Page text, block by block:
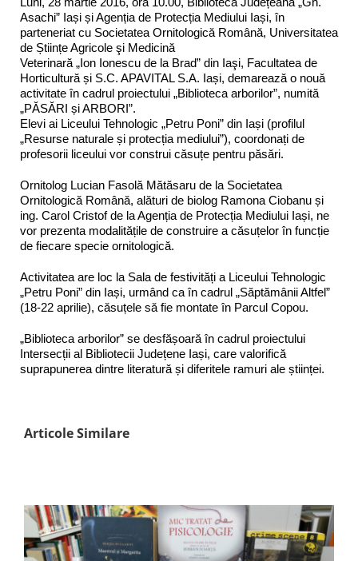
Asachi” Iași și Agenția de Protecția Mediului Iași, în
parteneriat cu Societatea Ornitologică Română, Universitatea
de Științe Agricole şi Medicină
Veterinară „Ion Ionescu de la Brad” din Iaşi, Facultatea de
Horticultură și S.C. APAVITAL S.A. Iași, demarează o nouă
activitate în cadrul proiectului „Biblioteca arborilor”, numită
„PĂSĂRI și ARBORI”.
Elevi ai Liceului Tehnologic „Petru Poni” din Iași (profilul
„Resurse naturale și protecția mediului”), coordonați de
profesorii liceului vor construi căsuțe pentru păsări.
Ornitolog Lucian Fasolă Mătăsaru de la Societatea
Ornitologică Română, alături de biolog Ramona Ciobanu și
ing. Carol Cristof de la Agenția de Protecția Mediului Iași, ne
vor prezenta modalitățile de construire a căsuțelor în funcție
de fiecare specie ornitologică.
Activitatea are loc la Sala de festivități a Liceului Tehnologic
„Petru Poni” din Iași, urmând ca în cadrul „Săptămânii Altfel”
(18-22 aprilie), căsuțele să fie montate în Parcul Copou.
„Biblioteca arborilor” se desfășoară în cadrul proiectului
Intersecții al Bibliotecii Județene Iași, care valorifică
suprapunerea dintre literatură și diferitele ramuri ale științei.
Articole Similare